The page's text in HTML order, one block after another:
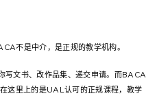
不是中介，是正规的教学机构。
文书、改作品集、递交申请。而BACA
里上的是UAL认可的正规课程，教学